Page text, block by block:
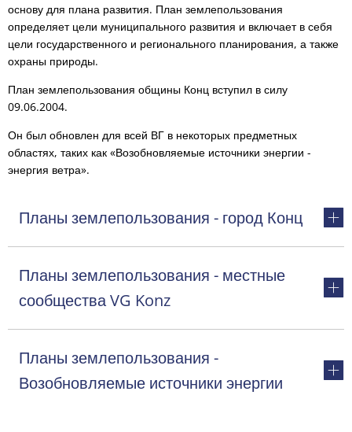
основу для плана развития. План землепользования
определяет цели муниципального развития и включает в себя
цели государственного и регионального планирования, а также
охраны природы.
План землепользования общины Конц вступил в силу
09.06.2004.
Он был обновлен для всей ВГ в некоторых предметных
областях, таких как «Возобновляемые источники энергии -
энергия ветра».
Планы землепользования - город Конц
Планы землепользования - местные
сообщества VG Konz
Планы землепользования -
Возобновляемые источники энергии